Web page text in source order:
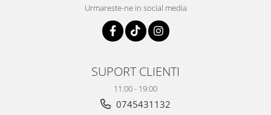
Urmareste-ne in social media
SUPORT CLIENTI
11:00 - 19:00
0745431132